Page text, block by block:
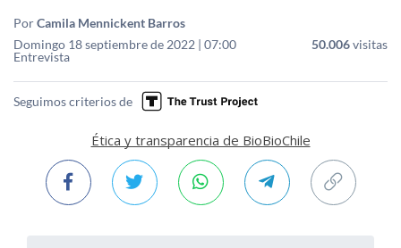
PorCamila Mennickent Barros
Domingo 18 septiembre de 2022 | 07:00
Entrevista
50.006visitas
Seguimos criterios de
Ética y transparencia de BioBioChile